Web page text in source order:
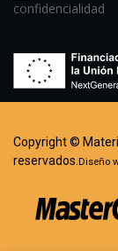
confidencialidad
Copyright ©
reservados. Diseño